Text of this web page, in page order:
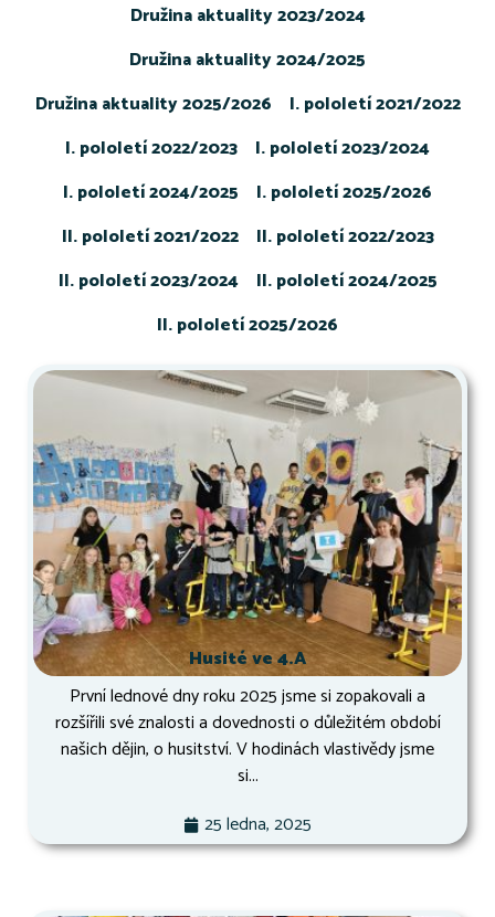
Družina aktuality 2023/2024
Družina aktuality 2024/2025
Družina aktuality 2025/2026
I. pololetí 2021/2022
I. pololetí 2022/2023
I. pololetí 2023/2024
I. pololetí 2024/2025
I. pololetí 2025/2026
II. pololetí 2021/2022
II. pololetí 2022/2023
II. pololetí 2023/2024
II. pololetí 2024/2025
II. pololetí 2025/2026
Husité ve 4.A
První lednové dny roku 2025 jsme si zopakovali a
rozšířili své znalosti a dovednosti o důležitém období
našich dějin, o husitství. V hodinách vlastivědy jsme
si...
25 ledna, 2025